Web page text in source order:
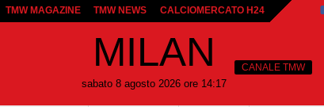
TMW MAGAZINE TMW NEWS CALCIOMERCATO H24
MILAN
sabato 8 agosto 2026 ore 14:17
CANALE TMW